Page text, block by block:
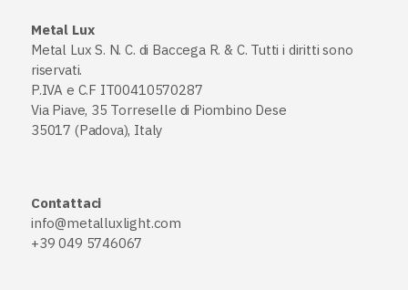
Metal Lux
Metal Lux S. N. C. di Baccega R. & C. Tutti i diritti sono
riservati.
P.IVA e C.F IT00410570287
Via Piave, 35 Torreselle di Piombino Dese
35017 (Padova), Italy
Contattaci
info@metalluxlight.com
+39 049 5746067